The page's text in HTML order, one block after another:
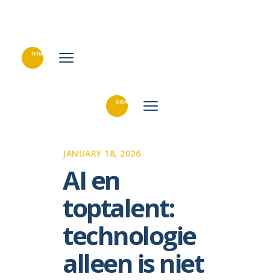
JANUARY 18, 2026
AI en
toptalent:
technologie
alleen is niet